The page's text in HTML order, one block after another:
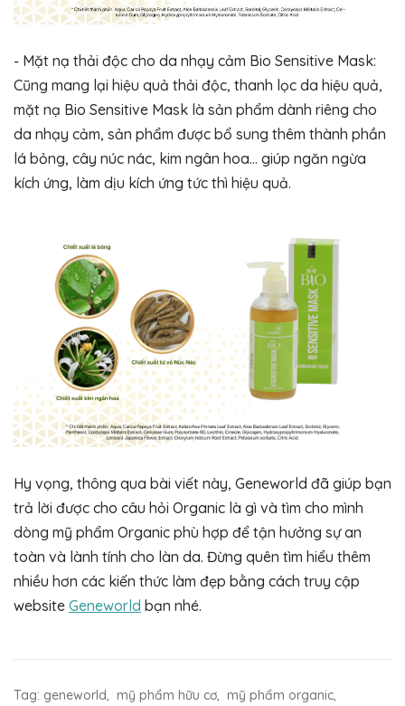
- Mặt nạ thải độc cho da nhạy cảm Bio Sensitive Mask:
Cũng mang lại hiệu quả thải độc, thanh lọc da hiệu quả,
mặt nạ Bio Sensitive Mask là sản phẩm dành riêng cho
da nhạy cảm, sản phẩm được bổ sung thêm thành phần
lá bỏng, cây núc nác, kim ngân hoa… giúp ngăn ngừa
kích ứng, làm dịu kích ứng tức thì hiệu quả.
Hy vọng, thông qua bài viết này, Geneworld đã giúp bạn
trả lời được cho câu hỏi Organic là gì và tìm cho mình
dòng mỹ phẩm Organic phù hợp để tận hưởng sự an
toàn và lành tính cho làn da. Đừng quên tìm hiểu thêm
nhiều hơn các kiến thức làm đẹp bằng cách truy cập
website Geneworld bạn nhé.
Tag: geneworld, mỹ phẩm hữu cơ, mỹ phẩm organic,